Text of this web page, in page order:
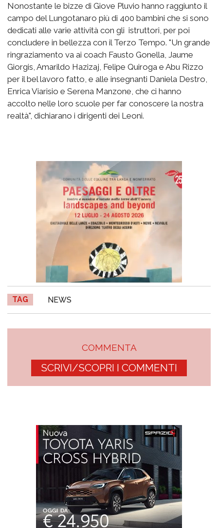
Nonostante le bizze di Giove Pluvio hanno raggiunto il
campo del Lungotanaro più di 400 bambini che si sono
dedicati alle varie attività con gli istruttori, per poi
concludere in bellezza con il Terzo Tempo. "Un grande
ringraziamento va ai coach Fausto Gonella, Jaume
Giorgis, Amarildo Hazizaj, Felipe Quiroga e Abu Rizzo
per il bel lavoro fatto, e alle insegnanti Daniela Destro,
Enrica Viarisio e Serena Manzone, che ci hanno
accolto nelle loro scuole per far conoscere la nostra
realtà", dichiarano i dirigenti dei Leoni.
TAG NEWS
COMMENTA
SCRIVI/SCOPRI I COMMENTI